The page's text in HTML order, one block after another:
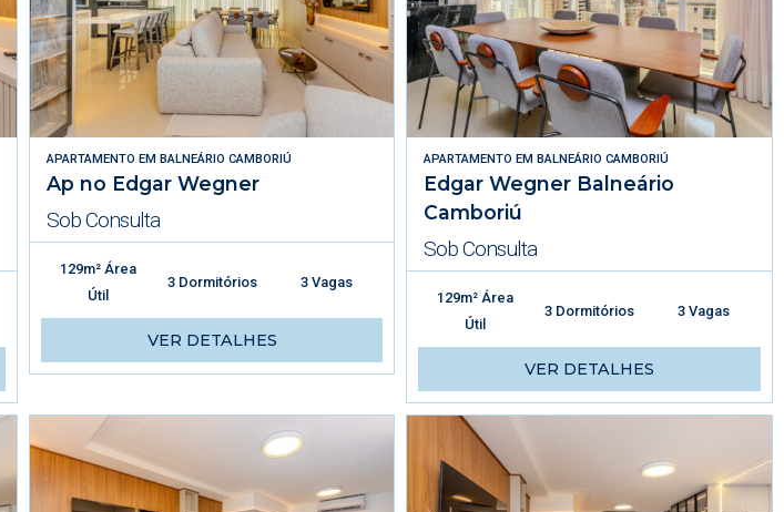
APARTAMENTO EMBALNEÁRIO CAMBORIÚ
Ap no Edgar Wegner
Sob Consulta
129m² Área
Útil
3 Dormitórios 3 Vagas
VER DETALHES
APARTAMENTO EMBALNEÁRIO CAMBORIÚ
Edgar Wegner Balneário
Camboriú
Sob Consulta
129m² Área
Útil
3 Dormitórios 3 Vagas
VER DETALHES